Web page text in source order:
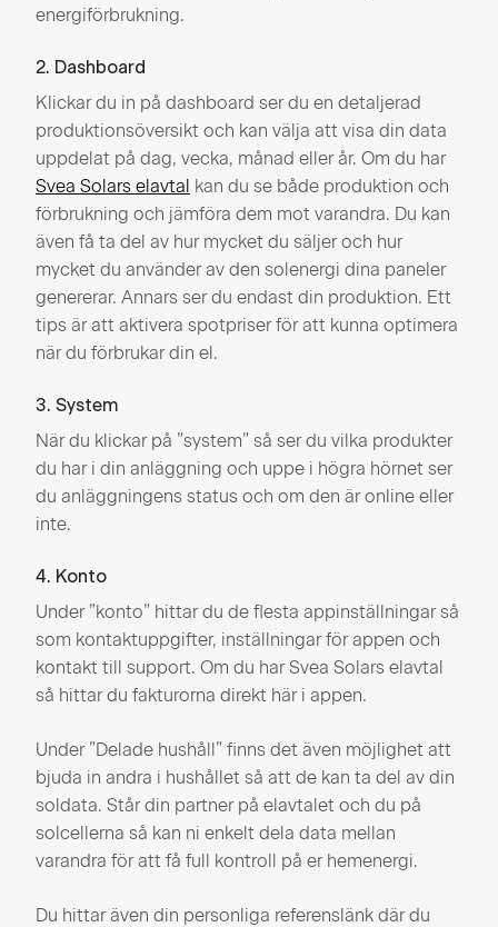
energiförbrukning.
2. Dashboard
Klickar du in på dashboard ser du en detaljerad
produktionsöversikt och kan välja att visa din data
uppdelat på dag, vecka, månad eller år. Om du har
Svea Solars elavtal kan du se både produktion och
förbrukning och jämföra dem mot varandra. Du kan
även få ta del av hur mycket du säljer och hur
mycket du använder av den solenergi dina paneler
genererar. Annars ser du endast din produktion. Ett
tips är att aktivera spotpriser för att kunna optimera
när du förbrukar din el.
3. System
När du klickar på ”system” så ser du vilka produkter
du har i din anläggning och uppe i högra hörnet ser
du anläggningens status och om den är online eller
inte.
4. Konto
Under ”konto” hittar du de flesta appinställningar så
som kontaktuppgifter, inställningar för appen och
kontakt till support. Om du har Svea Solars elavtal
så hittar du fakturorna direkt här i appen.
Under ”Delade hushåll” finns det även möjlighet att
bjuda in andra i hushållet så att de kan ta del av din
soldata. Står din partner på elavtalet och du på
solcellerna så kan ni enkelt dela data mellan
varandra för att få full kontroll på er hemenergi.
Du hittar även din personliga referenslänk där du